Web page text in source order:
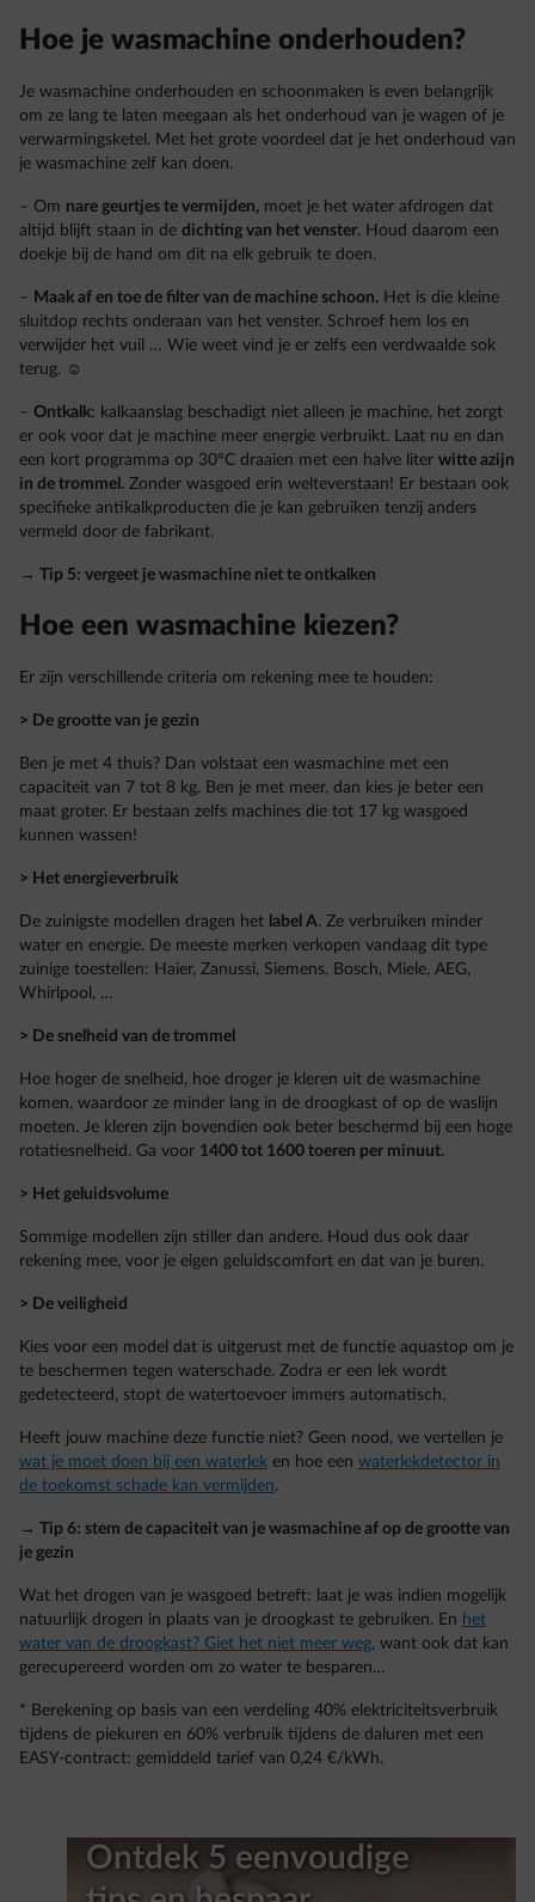
Hoe je wasmachine onderhouden?
Je wasmachine onderhouden en schoonmaken is even belangrijk
om ze lang te laten meegaan als het onderhoud van je wagen of je
verwarmingsketel. Met het grote voordeel dat je het onderhoud van
je wasmachine zelf kan doen.
– Om nare geurtjes te vermijden, moet je het water afdrogen dat
altijd blijft staan in de dichting van het venster. Houd daarom een
doekje bij de hand om dit na elk gebruik te doen.
– Maak af en toe de filter van de machine schoon. Het is die kleine
sluitdop rechts onderaan van het venster. Schroef hem los en
verwijder het vuil … Wie weet vind je er zelfs een verdwaalde sok
terug. ☺
– Ontkalk: kalkaanslag beschadigt niet alleen je machine, het zorgt
er ook voor dat je machine meer energie verbruikt. Laat nu en dan
een kort programma op 30°C draaien met een halve liter witte azijn
in de trommel. Zonder wasgoed erin welteverstaan! Er bestaan ook
specifieke antikalkproducten die je kan gebruiken tenzij anders
vermeld door de fabrikant.
→ Tip 5: vergeet je wasmachine niet te ontkalken
Hoe een wasmachine kiezen?
Er zijn verschillende criteria om rekening mee te houden:
> De grootte van je gezin
Ben je met 4 thuis? Dan volstaat een wasmachine met een
capaciteit van 7 tot 8 kg. Ben je met meer, dan kies je beter een
maat groter. Er bestaan zelfs machines die tot 17 kg wasgoed
kunnen wassen!
> Het energieverbruik
De zuinigste modellen dragen het label A. Ze verbruiken minder
water en energie. De meeste merken verkopen vandaag dit type
zuinige toestellen: Haier, Zanussi, Siemens, Bosch, Miele, AEG,
Whirlpool, …
> De snelheid van de trommel
Hoe hoger de snelheid, hoe droger je kleren uit de wasmachine
komen, waardoor ze minder lang in de droogkast of op de waslijn
moeten. Je kleren zijn bovendien ook beter beschermd bij een hoge
rotatiesnelheid. Ga voor 1400 tot 1600 toeren per minuut.
> Het geluidsvolume
Sommige modellen zijn stiller dan andere. Houd dus ook daar
rekening mee, voor je eigen geluidscomfort en dat van je buren.
> De veiligheid
Kies voor een model dat is uitgerust met de functie aquastop om je
te beschermen tegen waterschade. Zodra er een lek wordt
gedetecteerd, stopt de watertoevoer immers automatisch.
Heeft jouw machine deze functie niet? Geen nood, we vertellen je
wat je moet doen bij een waterlek en hoe een waterlekdetector in
de toekomst schade kan vermijden.
→ Tip 6: stem de capaciteit van je wasmachine af op de grootte van
je gezin
Wat het drogen van je wasgoed betreft: laat je was indien mogelijk
natuurlijk drogen in plaats van je droogkast te gebruiken. En het
water van de droogkast? Giet het niet meer weg, want ook dat kan
gerecupereerd worden om zo water te besparen…
* Berekening op basis van een verdeling 40% elektriciteitsverbruik
tijdens de piekuren en 60% verbruik tijdens de daluren met een
EASY-contract: gemiddeld tarief van 0,24 €/kWh.
Ontdek 5 eenvoudige